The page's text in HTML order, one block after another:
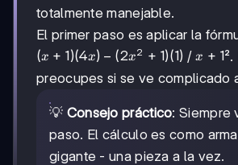
totalmente manejable.
El primer paso es aplicar la
(x+1)
(4x) -
(2x²+1)
(1)
(x + 1)(4x) − (2x2 + 1)(1) /x+1
x + 1².
preocupes si se ve complicado
💡 Consejo práctico: Siempre
paso. El cálculo es como
gigante - una pieza a la vez.